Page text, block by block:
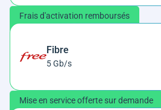
Frais d'activation remboursés
Fibre
5 Gb/s
Mise en service offerte sur demande